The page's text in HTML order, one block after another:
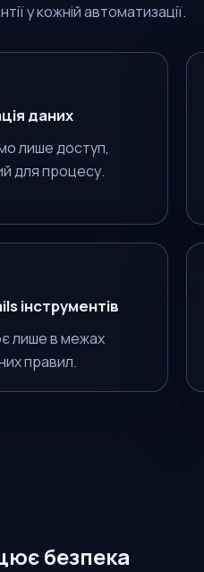
у кожній автоматизації.
даних
лише доступ,
для процесу.
інструментів
лише в межах
правил.
безпека